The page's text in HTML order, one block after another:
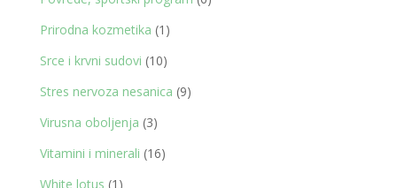
Prirodna kozmetika 1 1
proizvod
Srce i krvni sudovi 1010
proizvoda
Stres nervoza nesanica 99
Virusna oboljenja 33
proizvoda
Vitamini i minerali 1616
White lotus 1 1